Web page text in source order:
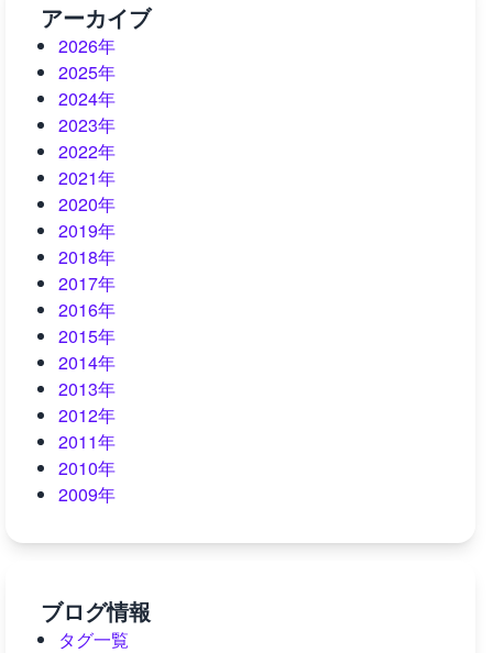
アーカイブ
2026年
2025年
2024年
2023年
2022年
2021年
2020年
2019年
2018年
2017年
2016年
2015年
2014年
2013年
2012年
2011年
2010年
2009年
ブログ情報
タグ一覧